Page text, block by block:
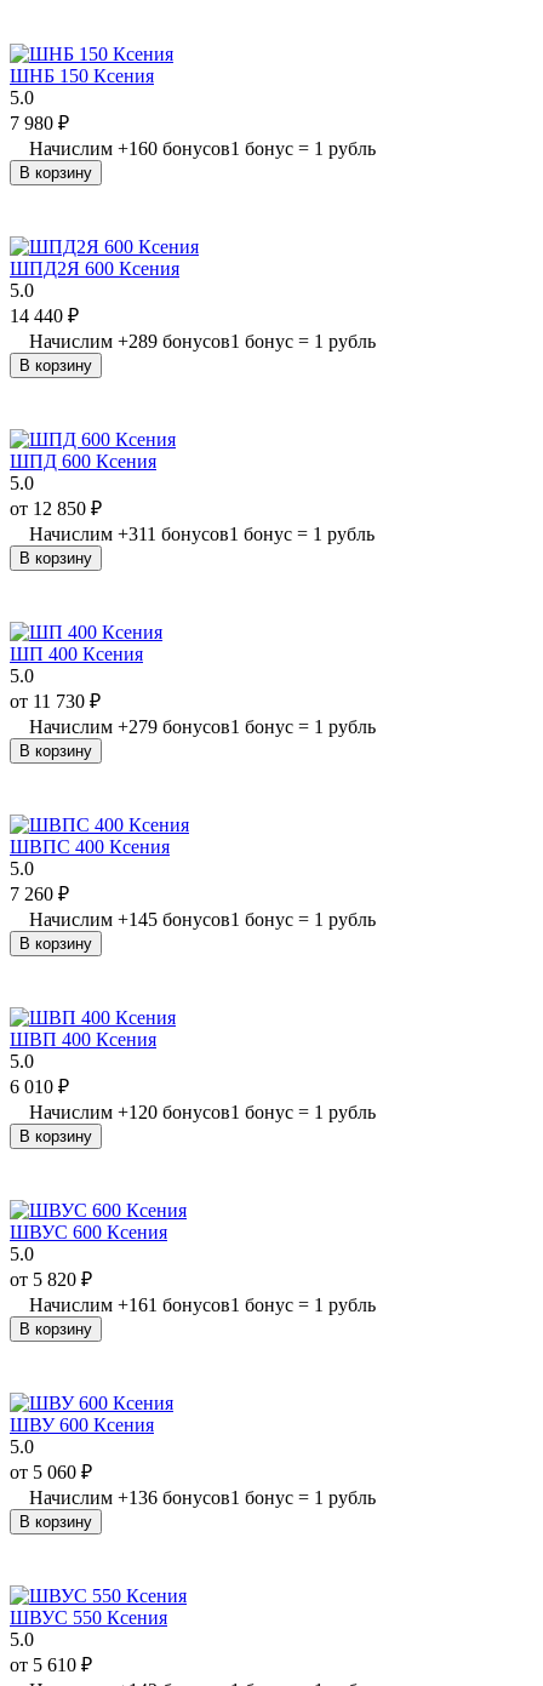
ШНБ 150 Ксения
5.0
7 980 ₽
Начислим +160 бонусов1 бонус = 1 рубль
В корзину
ШПД2Я 600 Ксения
5.0
14 440 ₽
Начислим +289 бонусов1 бонус = 1 рубль
В корзину
ШПД 600 Ксения
5.0
от 12 850 ₽
Начислим +311 бонусов1 бонус = 1 рубль
В корзину
ШП 400 Ксения
5.0
от 11 730 ₽
Начислим +279 бонусов1 бонус = 1 рубль
В корзину
ШВПС 400 Ксения
5.0
7 260 ₽
Начислим +145 бонусов1 бонус = 1 рубль
В корзину
ШВП 400 Ксения
5.0
6 010 ₽
Начислим +120 бонусов1 бонус = 1 рубль
В корзину
ШВУС 600 Ксения
5.0
от 5 820 ₽
Начислим +161 бонусов1 бонус = 1 рубль
В корзину
ШВУ 600 Ксения
5.0
от 5 060 ₽
Начислим +136 бонусов1 бонус = 1 рубль
В корзину
ШВУС 550 Ксения
5.0
от 5 610 ₽